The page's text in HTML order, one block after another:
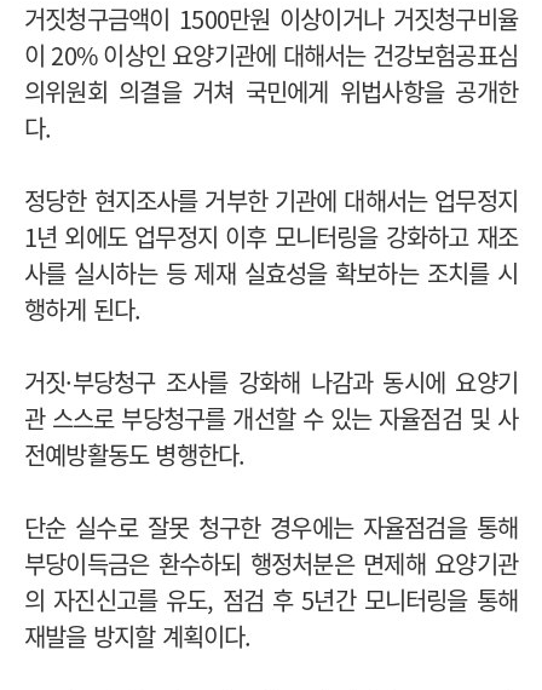
거짓청구금액이 1500만원 이상이거나 거짓청구비율
이 20% 이상인 요양기관에 대해서는 건강보험공표심
의위원회 의결을 거쳐 국민에게 위법사항을 공개한
다.
정당한 현지조사를 거부한 기관에 대해서는 업무정지
1년 외에도 업무정지 이후 모니터링을 강화하고 재조
사를 실시하는 등 제재 실효성을 확보하는 조치를 시
행하게 된다.
거짓·부당청구 조사를 강화해 나감과 동시에 요양기
관 스스로 부당청구를 개선할 수 있는 자율점검 및 사
전예방활동도 병행한다.
단순 실수로 잘못 청구한 경우에는 자율점검을 통해
부당이득금은 환수하되 행정처분은 면제해 요양기관
의 자진신고를 유도, 점검 후 5년간 모니터링을 통해
재발을 방지할 계획이다.